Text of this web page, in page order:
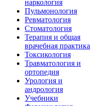
наркология
Пульмонология
Ревматология
Стоматология
Терапия и общая
врачебная практика
Токсикология
Травматология и
ортопедия
Урология и
андрология
Учебники